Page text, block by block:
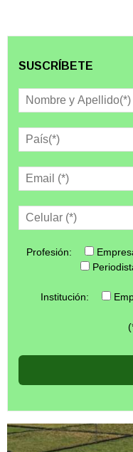
SUSCRÍBETE
Profesión:
Institución: